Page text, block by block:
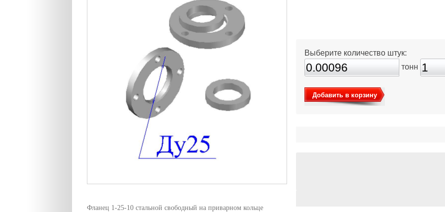
Фланец 1-25-10 стальной свободный на приварном кольце
Выберите количество штук:
тонн
Добавить в корзину